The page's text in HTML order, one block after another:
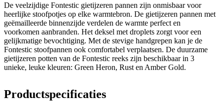
De veelzijdige Fontestic gietijzeren pannen zijn onmisbaar voor
heerlijke stoofpotjes op elke warmtebron. De gietijzeren pannen met
geëmailleerde binnenzijde verdelen de warmte perfect en
voorkomen aanbranden. Het deksel met droplets zorgt voor een
gelijkmatige bevochtiging. Met de stevige handgrepen kan je de
Fontestic stoofpannen ook comfortabel verplaatsen. De duurzame
gietijzeren potten van de Fontestic reeks zijn beschikbaar in 3
unieke, leuke kleuren: Green Heron, Rust en Amber Gold.
Productspecificaties